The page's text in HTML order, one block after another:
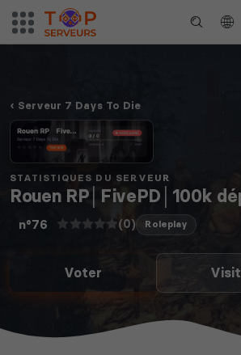
Serveur 7 Days To Die
STATISTIQUES DU SERVEUR
Rouen RP│FivePD│100k
n°76 (0) Roleplay
Voter